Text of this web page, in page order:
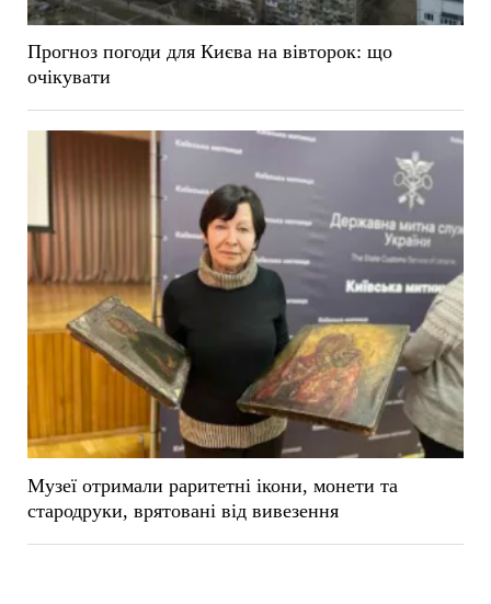
Прогноз погоди для Києва на вівторок: що
очікувати
Музеї отримали раритетні ікони, монети та
стародруки, врятовані від вивезення